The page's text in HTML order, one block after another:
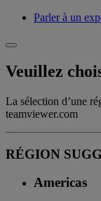
Parler à un
Veuillez
La sélection d’une
teamviewer.com
RÉGION
Americas